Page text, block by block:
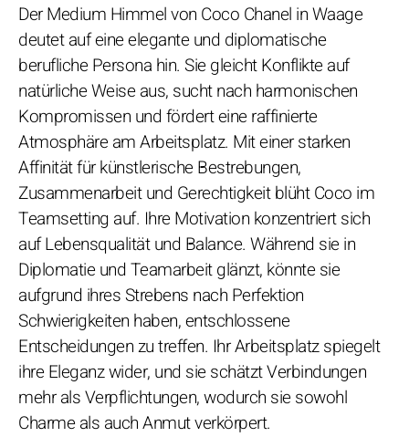
Der Medium Himmel von Coco Chanel in Waage
deutet auf eine elegante und diplomatische
berufliche Persona hin. Sie gleicht Konflikte auf
natürliche Weise aus, sucht nach harmonischen
Kompromissen und fördert eine raffinierte
Atmosphäre am Arbeitsplatz. Mit einer starken
Affinität für künstlerische Bestrebungen,
Zusammenarbeit und Gerechtigkeit blüht Coco im
Teamsetting auf. Ihre Motivation konzentriert sich
auf Lebensqualität und Balance. Während sie in
Diplomatie und Teamarbeit glänzt, könnte sie
aufgrund ihres Strebens nach Perfektion
Schwierigkeiten haben, entschlossene
Entscheidungen zu treffen. Ihr Arbeitsplatz spiegelt
ihre Eleganz wider, und sie schätzt Verbindungen
mehr als Verpflichtungen, wodurch sie sowohl
Charme als auch Anmut verkörpert.